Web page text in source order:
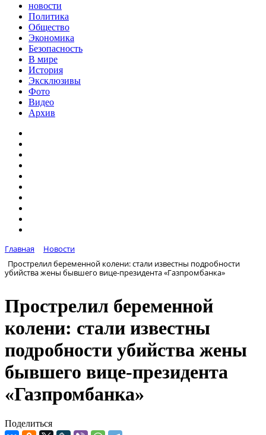
новости
Политика
Общество
Экономика
Безопасность
В мире
История
Эксклюзивы
Фото
Видео
Архив
Главная
Новости
Прострелил беременной колени: стали известны подробности
убийства жены бывшего вице-президента «Газпромбанка»
Прострелил беременной
колени: стали известны
подробности убийства жены
бывшего вице-президента
«Газпромбанка»
Поделиться